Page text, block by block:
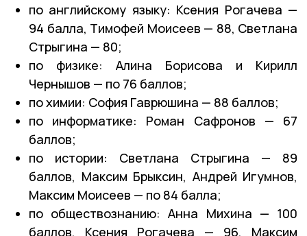
по английскому языку: Ксения Рогачева —
94 балла, Тимофей Моисеев — 88, Светлана
Стрыгина — 80;
по физике: Алина Борисова и Кирилл
Чернышов — по 76 баллов;
по химии: София Гаврюшина — 88 баллов;
по информатике: Роман Сафронов — 67
баллов;
по истории: Светлана Стрыгина — 89
баллов, Максим Брыксин, Андрей Игумнов,
Максим Моисеев — по 84 балла;
по обществознанию: Анна Михина — 100
баллов, Ксения Рогачева — 96, Максим